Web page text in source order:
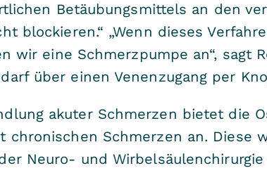
Betäubungsmittels an den
blockieren.“ „Wenn dieses
wir eine Schmerzpumpe an“, sagt
über einen Venenzugang per
akuter Schmerzen bietet die
chronischen Schmerzen an. Diese
Neuro- und